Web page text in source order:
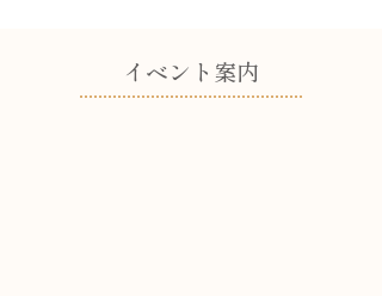
​イベント案内